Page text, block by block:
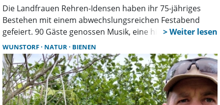
Die Landfrauen Rehren-Idensen haben ihr 75-jähriges
Bestehen mit einem abwechslungsreichen Festabend
gefeiert. 90 Gäste genossen Musik, eine historische
Modenschau und kulinarische Spezialitäten. Auch
Vertreter aus Politik und Landwirtschaft würdigten das
Engagement des Vereins.
WUNSTORF NATUR BIENEN